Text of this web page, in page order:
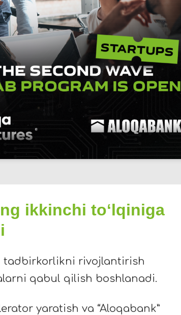
ikkinchi toʻlqiniga
tadbirkorlikni rivojlantirish
qabul qilish boshlanadi.
yaratish va “Aloqabank”